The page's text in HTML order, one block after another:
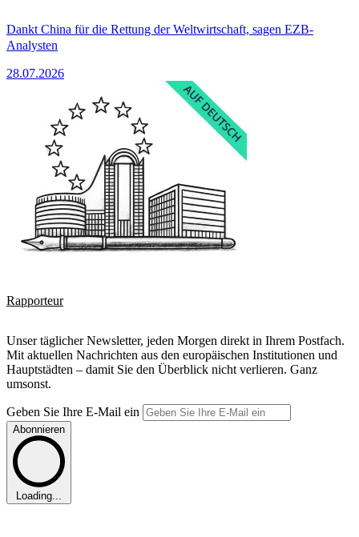
Dankt China für die Rettung der Weltwirtschaft, sagen EZB-
Analysten
28.07.2026
Rapporteur
Unser täglicher Newsletter, jeden Morgen direkt in Ihrem Postfach.
Mit aktuellen Nachrichten aus den europäischen Institutionen und
Hauptstädten – damit Sie den Überblick nicht verlieren. Ganz
umsonst.
Geben Sie Ihre E-Mail ein
Abonnieren
Loading...